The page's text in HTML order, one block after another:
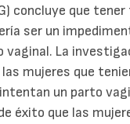
concluye que
ser un
La
mujeres que
un parto
éxito que las